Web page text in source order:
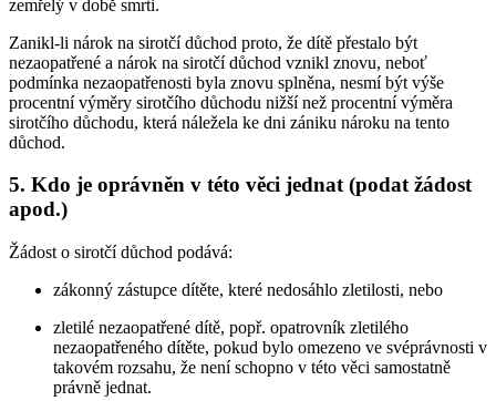
zemřelý v době smrti.
Zanikl-li nárok na sirotčí důchod proto, že dítě přestalo být
nezaopatřené a nárok na sirotčí důchod vznikl znovu, neboť
podmínka nezaopatřenosti byla znovu splněna, nesmí být výše
procentní výměry sirotčího důchodu nižší než procentní výměra
sirotčího důchodu, která náležela ke dni zániku nároku na tento
důchod.
5. Kdo je oprávněn v této věci jednat (podat žádost
apod.)
Žádost o sirotčí důchod podává:
zákonný zástupce dítěte, které nedosáhlo zletilosti, nebo
zletilé nezaopatřené dítě, popř. opatrovník zletilého
nezaopatřeného dítěte, pokud bylo omezeno ve svéprávnosti v
takovém rozsahu, že není schopno v této věci samostatně
právně jednat.